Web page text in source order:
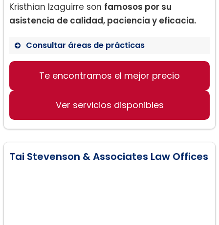
Kristhian Izaguirre son famosos por su
asistencia de calidad, paciencia y eficacia.
Consultar áreas de prácticas
Asesoramiento en inmigración
Ayuda en procesos de deportación
Te encontramos el mejor precio
Ver servicios disponibles
Tai Stevenson & Associates Law Offices